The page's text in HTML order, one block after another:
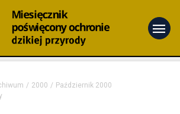
menu
2000
Październik 2000